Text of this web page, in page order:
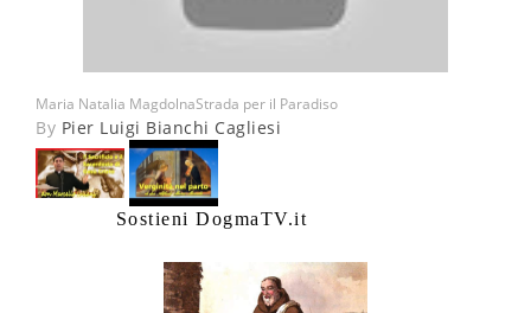
Maria Natalia MagdolnaStrada per il Paradiso
By Pier Luigi Bianchi Cagliesi
Sostieni DogmaTV.it